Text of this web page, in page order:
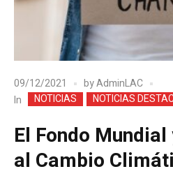
09/12/2021 byAdminLAC
In
NOTICIAS NOTICIAS
El Fondo
al Cambio